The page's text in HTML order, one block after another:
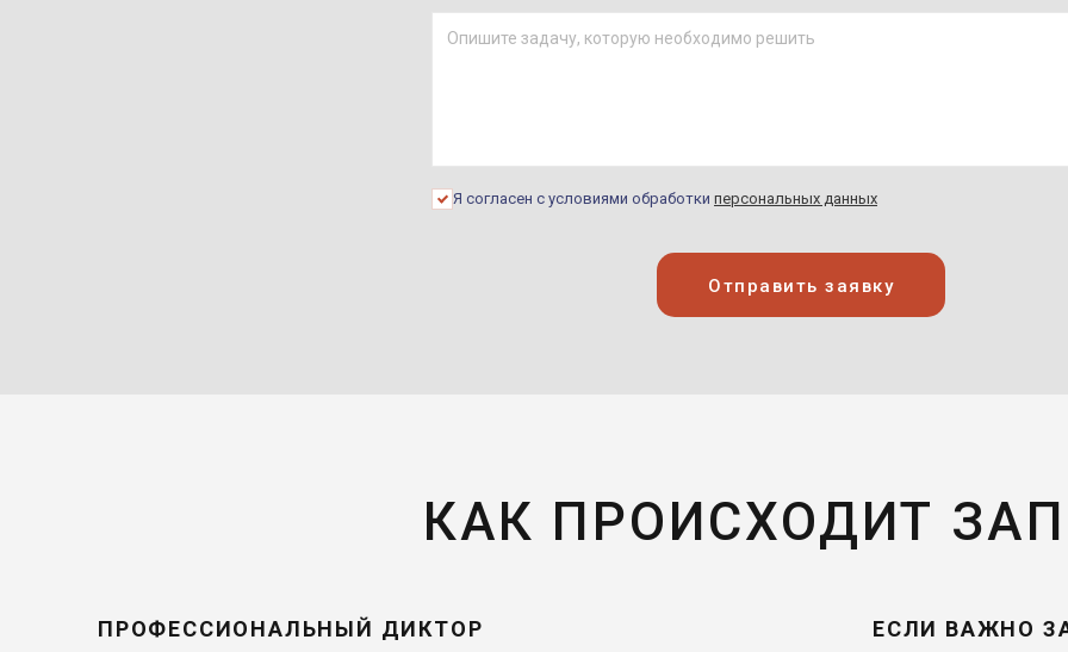
Я согласен с условиями обработки персональных данных
Отправить заявку
КАК ПРОИСХОДИТ
ПРОФЕССИОНАЛЬНЫЙ ДИКТОР ЕСЛИ ВАЖНО